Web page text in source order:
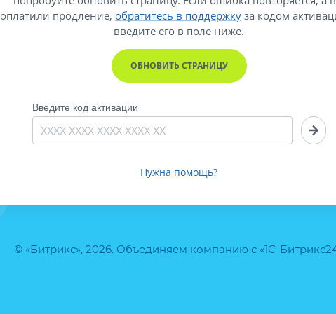
© «Битрикс», 2026. Объединяем компанию с «1С-
оплатили продление, обратитесь в поддержку за кодом
введите его в поле ниже.
ОБНОВИТЬ СТРАНИЦУ
Введите код активации
Нужна помощь?